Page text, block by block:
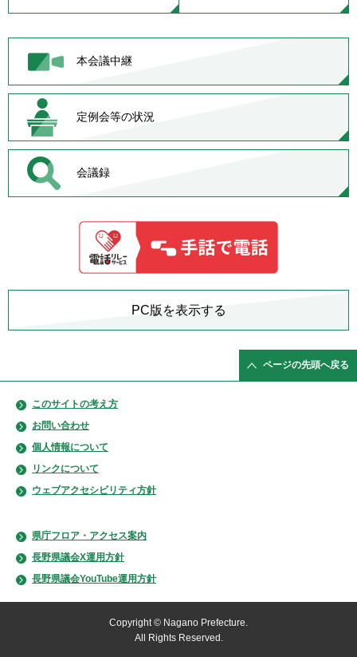
本会議中継
定例会等の状況
会議録
PC版を表示する
ページの先頭へ戻る
このサイトの考え方
お問い合わせ
個人情報について
リンクについて
ウェブアクセシビリティ方針
県庁フロア・アクセス案内
長野県議会X運用方針
長野県議会YouTube運用方針
Copyright © Nagano Prefecture.
All Rights Reserved.